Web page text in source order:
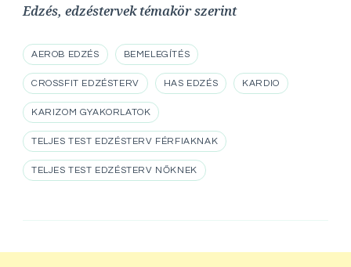
Edzés, edzéstervek témakör szerint
AEROB EDZÉS BEMELEGÍTÉS
CROSSFIT EDZÉSTERV HAS EDZÉS KARDIO
KARIZOM GYAKORLATOK
TELJES TEST EDZÉSTERV FÉRFIAKNAK
TELJES TEST EDZÉSTERV NŐKNEK